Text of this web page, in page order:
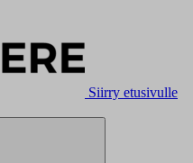
Siirry etusivulle